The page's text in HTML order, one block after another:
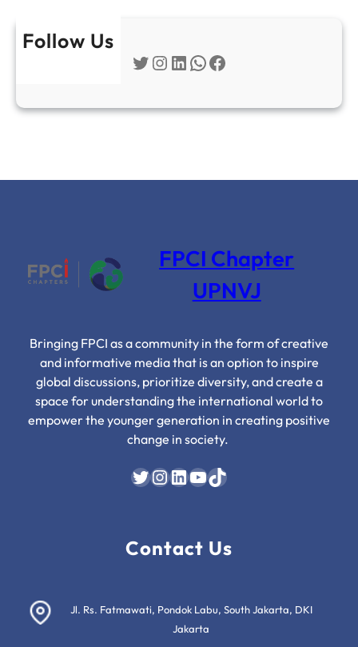
Follow Us
Twitter Instagram LinkedIn WhatsApp Facebook
FPCI Chapter
UPNVJ
Bringing FPCI as a community in the form of creative
and informative media that is an option to inspire
global discussions, prioritize diversity, and create a
space for understanding the international world to
empower the younger generation in creating positive
change in society.
Twitter InstagramLinkedIn YouTube TikTok
Contact Us
Jl. Rs. Fatmawati, Pondok Labu, South Jakarta, DKI
Jakarta